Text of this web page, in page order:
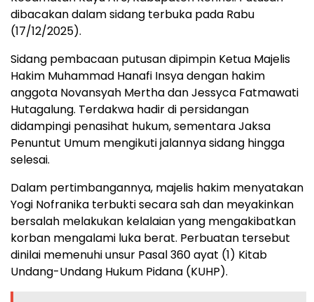
dibacakan dalam sidang terbuka pada Rabu
(17/12/2025).
Sidang pembacaan putusan dipimpin Ketua Majelis
Hakim Muhammad Hanafi Insya dengan hakim
anggota Novansyah Mertha dan Jessyca Fatmawati
Hutagalung. Terdakwa hadir di persidangan
didampingi penasihat hukum, sementara Jaksa
Penuntut Umum mengikuti jalannya sidang hingga
selesai.
Dalam pertimbangannya, majelis hakim menyatakan
Yogi Nofranika terbukti secara sah dan meyakinkan
bersalah melakukan kelalaian yang mengakibatkan
korban mengalami luka berat. Perbuatan tersebut
dinilai memenuhi unsur Pasal 360 ayat (1) Kitab
Undang-Undang Hukum Pidana (KUHP).